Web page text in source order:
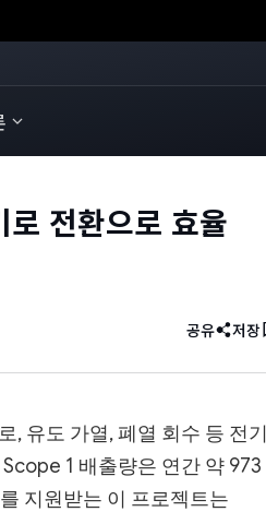
전환으로 효율
공유 저장
, 유도 가열, 폐열 회수 등 전기
1 배출량은 연간 약 973
지원받는 이 프로젝트는